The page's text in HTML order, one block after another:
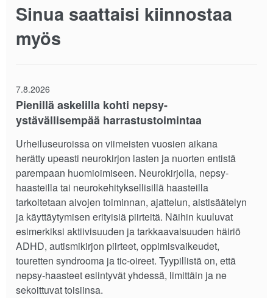
Sinua saattaisi kiinnostaa
myös
7.8.2026
Pienillä askelilla kohti nepsy-
ystävällisempää harrastustoimintaa
Urheiluseuroissa on viimeisten vuosien aikana
herätty upeasti neurokirjon lasten ja nuorten entistä
parempaan huomioimiseen. Neurokirjolla, nepsy-
haasteilla tai neurokehityksellisillä haasteilla
tarkoitetaan aivojen toiminnan, ajattelun, aistisäätelyn
ja käyttäytymisen erityisiä piirteitä. Näihin kuuluvat
esimerkiksi aktiivisuuden ja tarkkaavaisuuden häiriö
ADHD, autismikirjon piirteet, oppimisvaikeudet,
touretten syndrooma ja tic-oireet. Tyypillistä on, että
nepsy-haasteet esiintyvät yhdessä, limittäin ja ne
sekoittuvat toisiinsa.